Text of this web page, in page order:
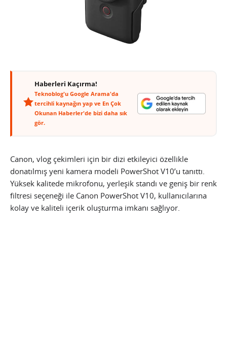
Haberleri Kaçırma!
Teknoblog'u Google Arama'da
tercihli kaynağın yap ve En Çok
Okunan Haberler'de bizi daha sık
gör.
Canon, vlog çekimleri için bir dizi etkileyici özellikle
donatılmış yeni kamera modeli PowerShot V10’u tanıttı.
Yüksek kalitede mikrofonu, yerleşik standı ve geniş bir renk
filtresi seçeneği ile Canon PowerShot V10, kullanıcılarına
kolay ve kaliteli içerik oluşturma imkanı sağlıyor.